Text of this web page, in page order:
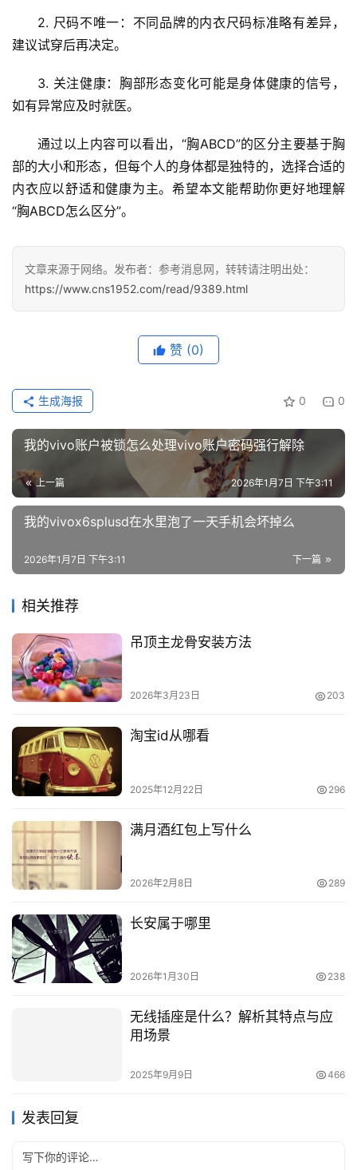
列
快
讯
多
页
面
投稿
2. 尺码不唯一：不同品牌的内衣尺码标准略有差异，
建议试穿后再决定。
3. 关注健康：胸部形态变化可能是身体健康的信号，
如有异常应及时就医。
通过以上内容可以看出，“胸ABCD”的区分主要基于胸
部的大小和形态，但每个人的身体都是独特的，选择合适的
内衣应以舒适和健康为主。希望本文能帮助你更好地理解
“胸ABCD怎么区分”。
文章来源于网络。发布者：参考消息网，转转请注明出处：
https://www.cns1952.com/read/9389.html
赞 (0)
0 0
生成海报
我的vivo账户被锁怎么处理vivo账户密码强行解除
上一篇 2026年1月7日 下午3:11
我的vivox6splusd在水里泡了一天手机会坏掉么
下一篇
2026年1月7日 下午3:11
相关推荐
吊顶主龙骨安装方法
2026年3月23日 203
淘宝id从哪看
2025年12月22日 296
满月酒红包上写什么
2026年2月8日 289
长安属于哪里
2026年1月30日 238
无线插座是什么？解析其特点与应
用场景
2025年9月9日 466
发表回复